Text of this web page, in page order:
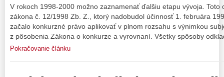
V rokoch 1998-2000 možno zaznamenať ďalšiu etapu vývoja. Toto
zákona č. 12/1998 Zb. Z., ktorý nadobudol účinnosť 1. februára
začalo konkurzné právo aplikovať v plnom rozsahu s výnimkou
z pôsobenia Zákona o konkurze a vyrovnaní. Všetky spôsoby
Pokračovanie článku